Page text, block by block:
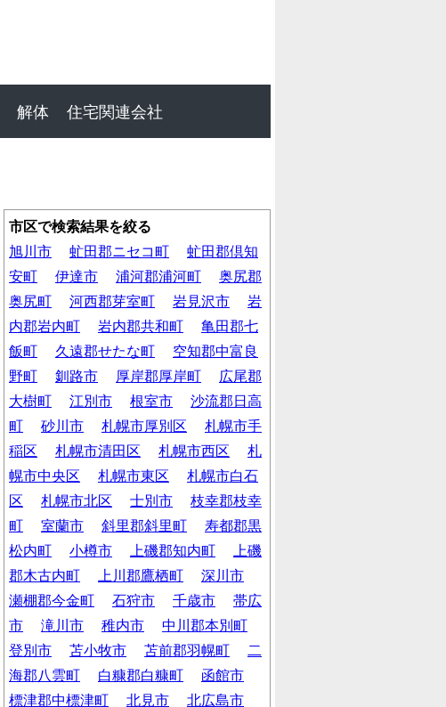
解体 住宅関連会社
市区で検索結果を絞る
旭川市
虻田郡ニセコ町
虻田郡倶知
安町
伊達市 浦河郡浦河町
奥尻郡
奥尻町
河西郡芽室町 岩見沢市
岩
内郡岩内町
岩内郡共和町
亀田郡七
飯町
久遠郡せたな町
空知郡中富良
野町
釧路市 厚岸郡厚岸町
広尾郡
大樹町
江別市 根室市
沙流郡日高
町
砂川市 札幌市厚別区
札幌市手
稲区
札幌市清田区 札幌市西区
札
幌市中央区
札幌市東区
札幌市白石
区
札幌市北区 士別市
枝幸郡枝幸
町
室蘭市 斜里郡斜里町
寿都郡黒
松内町
小樽市 上磯郡知内町
上磯
郡木古内町
上川郡鷹栖町
深川市
瀬棚郡今金町
石狩市 千歳市
帯広
市
滝川市 稚内市
中川郡本別町
登別市
苫小牧市 苫前郡羽幌町
二
海郡八雲町
白糠郡白糠町
函館市
標津郡中標津町
北見市
北広島市